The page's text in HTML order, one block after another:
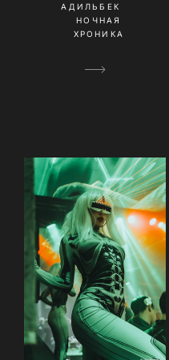
АДИЛЬБЕК
НОЧНАЯ
ХРОНИКА